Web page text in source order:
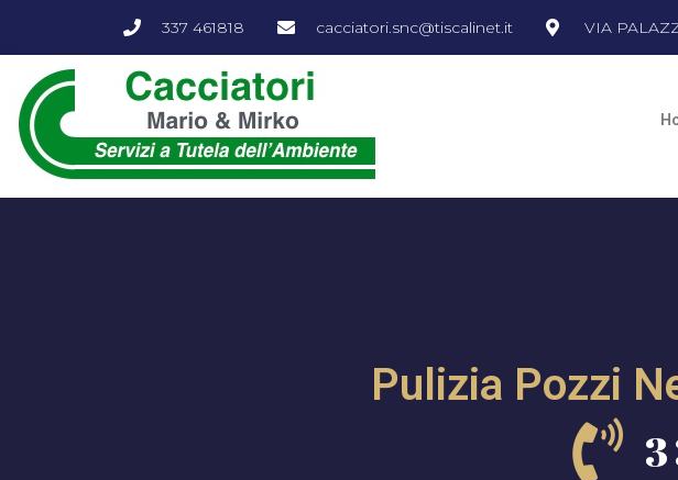
337 461818 cacciatori.snc@tiscalinet.it VIA
Pulizia Pozzi